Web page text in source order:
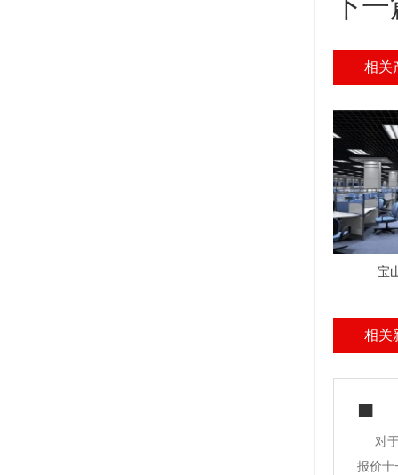
相关
宝
相关
对
报价十